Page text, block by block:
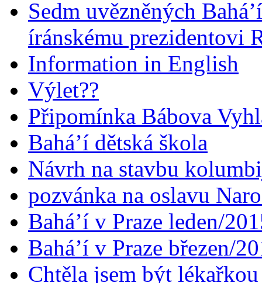
Sedm uvězněných
íránskému prezidentovi
Information in English
Výlet??
Připomínka Bábova
Bahá’í dětská škola
Návrh na stavbu
pozvánka na oslavu
Bahá’í v Praze leden/
Bahá’í v Praze březen/
Chtěla jsem být lékařkou